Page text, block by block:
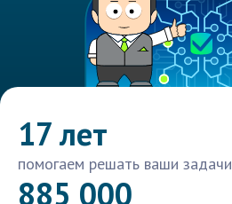
17 лет
помогаем решать ваши задачи
885 000